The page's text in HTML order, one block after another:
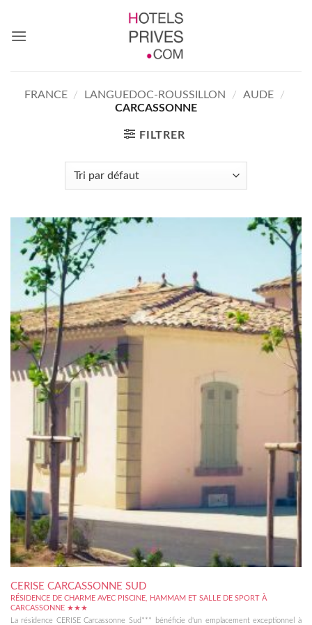
contenu
FRANCE / LANGUEDOC-ROUSSILLON / AUDE
/
CARCASSONNE
FILTRER
CERISE CARCASSONNE SUD
RÉSIDENCE DE CHARME AVEC PISCINE, HAMMAM ET SALLE DE SPORT À
CARCASSONNE ★★★
La résidence CERISE Carcassonne Sud*** bénéficie d'un emplacement exceptionnel à